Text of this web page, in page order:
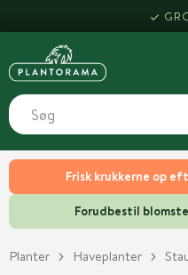
Frisk krukkerne op
Forudbestil
HENT
Planter Haveplanter